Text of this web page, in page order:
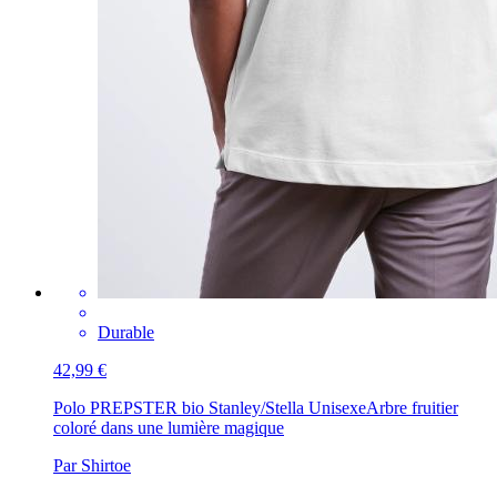
Durable
42,99 €
Polo PREPSTER bio Stanley/Stella UnisexeArbre fruitier
coloré dans une lumière magique
Par Shirtoe